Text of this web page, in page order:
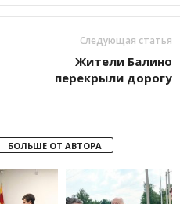
Следующая статья
Жители Балино
перекрыли дорогу
БОЛЬШЕ ОТ АВТОРА